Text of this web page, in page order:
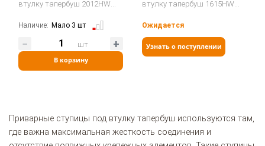
втулку тапербуш 2012HW
Наличие: Мало 3 шт
В корзину
шт
втулку тапербуш 1615HW
Ожидается
Узнать о поступлении
Приварные ступицы под втулку тапербуш используются там,
где важна максимальная жесткость соединения и